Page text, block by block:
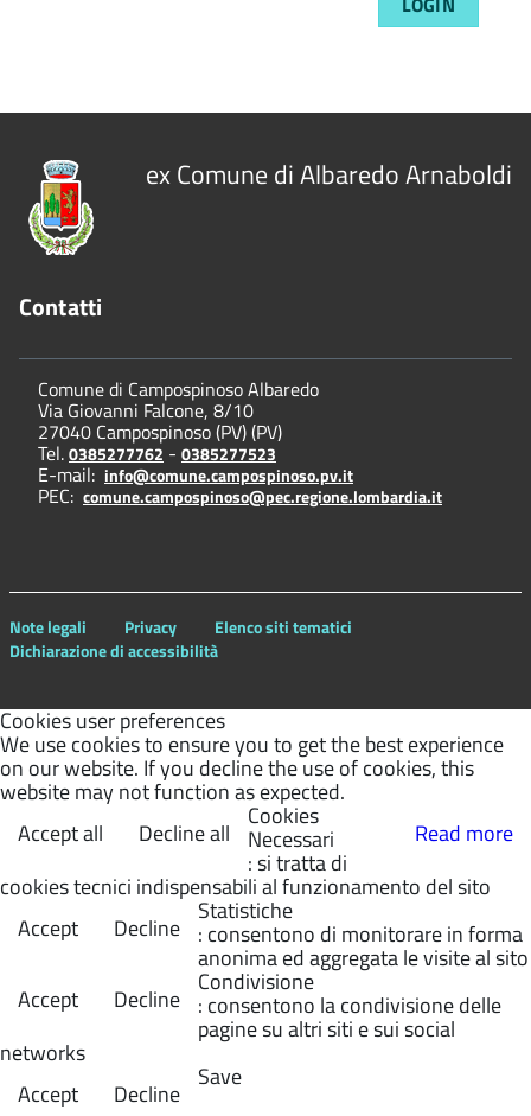
ex Comune di Albaredo Arnaboldi
Contatti
Comune di Campospinoso Albaredo
Via Giovanni Falcone, 8/10
27040 Campospinoso (PV) (PV)
Tel.0385277762 - 0385277523
E-mail: info@comune.campospinoso.pv.it
PEC: comune.campospinoso@pec.regione.lombardia.it
Note legali Privacy
Elenco siti tematici
Dichiarazione di accessibilità
Cookies user preferences
We use cookies to ensure you to get the best experience
on our website. If you decline the use of cookies, this
website may not function as expected.
Accept all
Decline all Read more
Cookies
Necessari
: si tratta di
cookies tecnici indispensabili al funzionamento del sito
Accept
Decline
Statistiche
: consentono di monitorare in forma
anonima ed aggregata le visite al sito
Accept
Decline
Condivisione
: consentono la condivisione delle
pagine su altri siti e sui social
networks
Accept
Decline
Save